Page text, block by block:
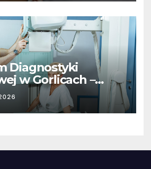
Diagnostyki
w Gorlicach –
metody badań